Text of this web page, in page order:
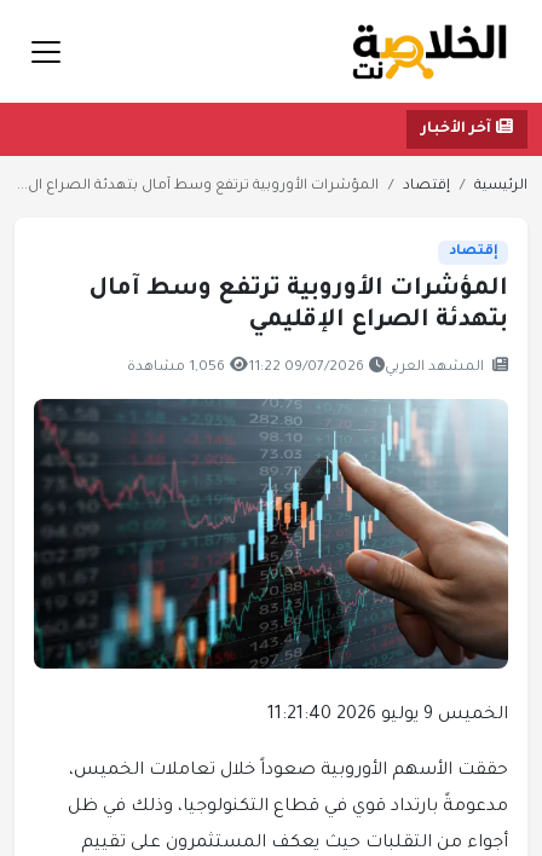
آخر الأخبار
الرئيسية إقتصاد المؤشرات الأوروبية ترتفع وسط آمال بتهدئة الصراع ال...
إقتصاد
المؤشرات الأوروبية ترتفع وسط آمال
بتهدئة الصراع الإقليمي
المشهد العربي 09/07/2026 11:22 1,056 مشاهدة
الخميس 9 يوليو 2026 11:21:40
حققت الأسهم الأوروبية صعوداً خلال تعاملات الخميس،
مدعومةً بارتداد قوي في قطاع التكنولوجيا، وذلك في ظل
أجواء من التقلبات حيث يعكف المستثمرون على تقييم